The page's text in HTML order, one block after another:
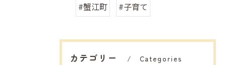
#蟹江町
#子育て
カテゴリー Categories